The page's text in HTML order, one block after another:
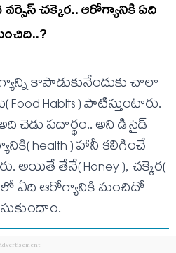
వ‌ర్సెస్ చ‌క్కెర‌.. ఆరోగ్యానికి ఏది
కాపాడుకునేందుకు చాలా
Habits ) పాటిస్తుంటారు.
చెడు ప‌దార్థం.. అని డిసైడ్
health ) హానీ క‌లిగించే
అయితే తేనే( Honey ), చ‌క్కెర‌(
ఏది ఆరోగ్యానికి మంచిదో